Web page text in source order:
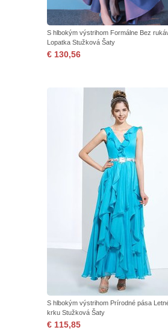
S hlbokým výstrihom Formálne Bez
Lopatka Stužková Šaty
€ 130,56
S hlbokým výstrihom Prírodné pása
krku Stužková Šaty
€ 115,85